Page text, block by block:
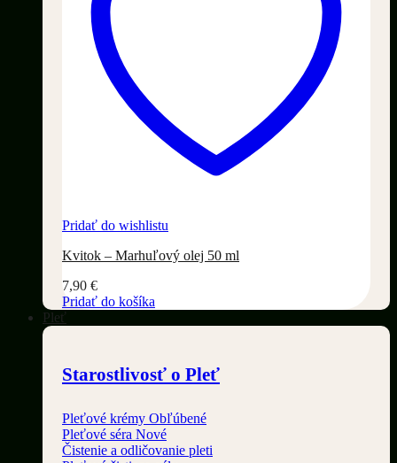
Pridať do wishlistu
Kvitok – Marhuľový olej 50 ml
7,90 €
Pridať do košíka
Pleť
Starostlivosť o Pleť
Pleťové krémy
Pleťové séra
Čistenie a odličovanie pleti